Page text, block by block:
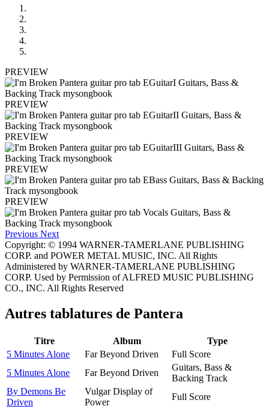
PREVIEW
PREVIEW
PREVIEW
PREVIEW
PREVIEW
Previous Next
Copyright: © 1994 WARNER-TAMERLANE PUBLISHING
CORP. and POWER METAL MUSIC, INC. All Rights
Administered by WARNER-TAMERLANE PUBLISHING
CORP. Used by Permission of ALFRED MUSIC PUBLISHING
CO., INC. All Rights Reserved
Autres tablatures de Pantera
Titre Album
Type
5 Minutes Alone
Far Beyond Driven
Full Score
5 Minutes Alone
Far Beyond Driven
Guitars, Bass &
Backing Track
By Demons Be
Driven
Vulgar Display of
Power
Full Score